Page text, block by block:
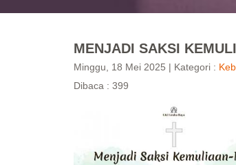
MENJADI SAKSI
Minggu, 18 Mei 2025 | Kategori :
Dibaca : 399